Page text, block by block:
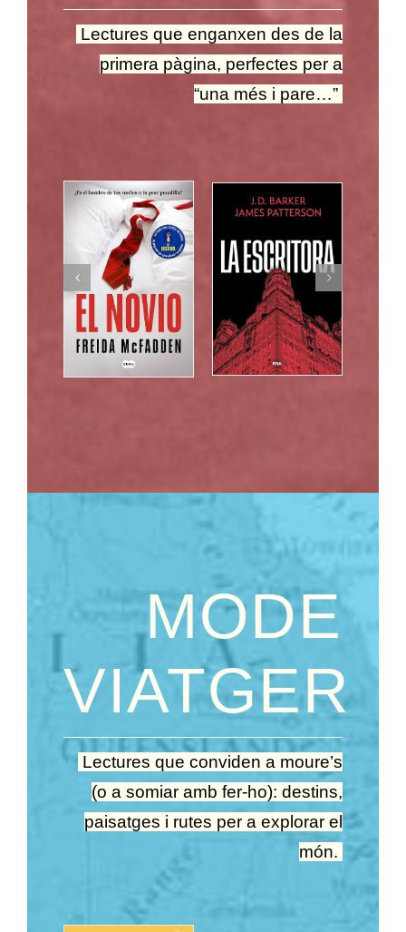
Lectures que enganxen des de la
primera pàgina, perfectes per a
“una més i pare…”
MODE
VIATGER
Lectures que conviden a moure’s
(o a somiar amb fer-ho): destins,
paisatges i rutes per a explorar el
món.